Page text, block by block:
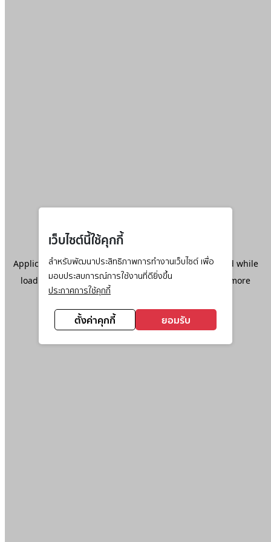
เว็บไซต์นี้ใช้คุกกี้
สำหรับพัฒนาประสิทธิภาพการทำงานเว็บไซต์ เพื่อ
มอบประสบการณ์การใช้งานที่ดียิ่งขึ้น
ประกาศการใช้คุกกี้
ตั้งค่าคุกกี้ ยอมรับ
Application error: aclient-side exception has occurred while
loadingwww.ktc.co.th(see the browser console
for more
information).